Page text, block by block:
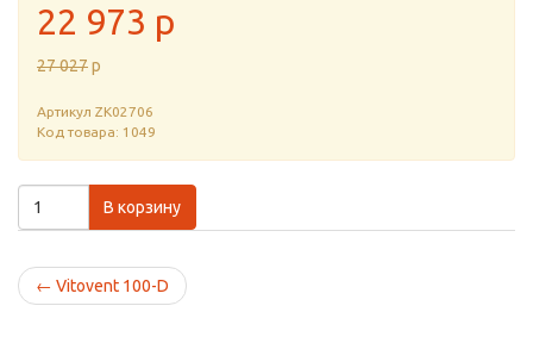
22 973 p
27 027p
Артикул ZK02706
Код товара: 1049
В корзину
← Vitovent 100-D